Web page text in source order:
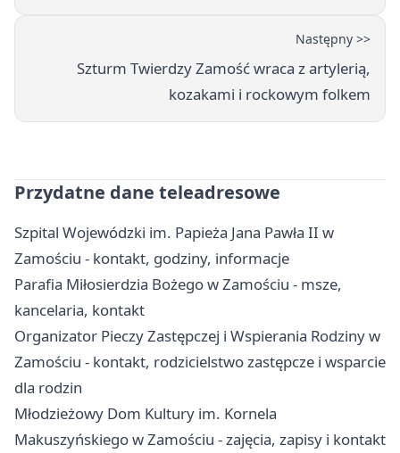
Następny >>
Szturm Twierdzy Zamość wraca z artylerią,
kozakami i rockowym folkem
Przydatne dane teleadresowe
Szpital Wojewódzki im. Papieża Jana Pawła II w
Zamościu - kontakt, godziny, informacje
Parafia Miłosierdzia Bożego w Zamościu - msze,
kancelaria, kontakt
Organizator Pieczy Zastępczej i Wspierania Rodziny w
Zamościu - kontakt, rodzicielstwo zastępcze i wsparcie
dla rodzin
Młodzieżowy Dom Kultury im. Kornela
Makuszyńskiego w Zamościu - zajęcia, zapisy i kontakt